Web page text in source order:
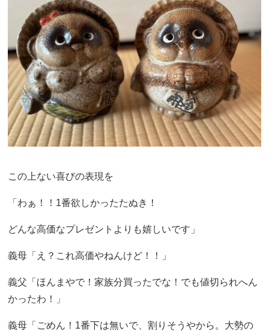
この上ない喜びの表現を
「わぁ！！1番欲しかったたぬき！
どんな高価なプレゼントよりも嬉しいです」
義母「え？これ高価やねんけど！！」
義父「ほんまやで！家族分買ったでな！でも値切られへん
かったわ！」
義母「ごめん！1番下は無いで、割りそうやから。大勢の